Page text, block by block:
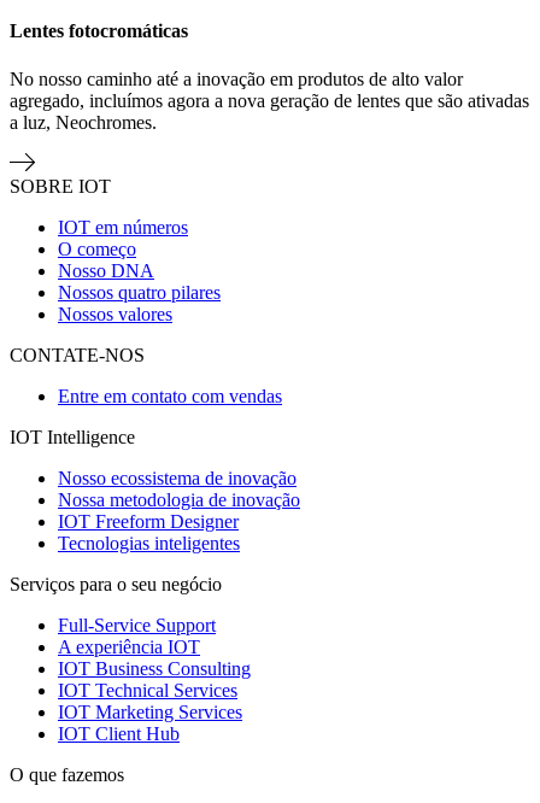
Lentes fotocromáticas
No nosso caminho até a inovação em produtos de alto valor
agregado, incluímos agora a nova geração de lentes que são ativadas
a luz, Neochromes.
SOBRE IOT
IOT em números
O começo
Nosso DNA
Nossos quatro pilares
Nossos valores
CONTATE-NOS
Entre em contato com vendas
IOT Intelligence
Nosso ecossistema de inovação
Nossa metodologia de inovação
IOT Freeform Designer
Tecnologias inteligentes
Serviços para o seu negócio
Full-Service Support
A experiência IOT
IOT Business Consulting
IOT Technical Services
IOT Marketing Services
IOT Client Hub
O que fazemos